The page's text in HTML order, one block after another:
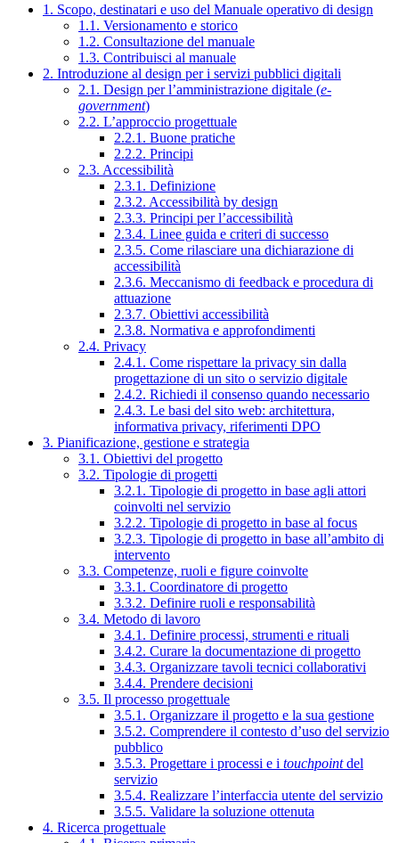
1. Scopo, destinatari e uso del Manuale operativo di design
1.1. Versionamento e storico
1.2. Consultazione del manuale
1.3. Contribuisci al manuale
2. Introduzione al design per i servizi pubblici digitali
2.1. Design per l’amministrazione digitale (e-
government)
2.2. L’approccio progettuale
2.2.1. Buone pratiche
2.2.2. Principi
2.3. Accessibilità
2.3.1. Definizione
2.3.2. Accessibilità by design
2.3.3. Principi per l’accessibilità
2.3.4. Linee guida e criteri di successo
2.3.5. Come rilasciare una dichiarazione di
accessibilità
2.3.6. Meccanismo di feedback e procedura di
attuazione
2.3.7. Obiettivi accessibilità
2.3.8. Normativa e approfondimenti
2.4. Privacy
2.4.1. Come rispettare la privacy sin dalla
progettazione di un sito o servizio digitale
2.4.2. Richiedi il consenso quando necessario
2.4.3. Le basi del sito web: architettura,
informativa privacy, riferimenti DPO
3. Pianificazione, gestione e strategia
3.1. Obiettivi del progetto
3.2. Tipologie di progetti
3.2.1. Tipologie di progetto in base agli attori
coinvolti nel servizio
3.2.2. Tipologie di progetto in base al focus
3.2.3. Tipologie di progetto in base all’ambito di
intervento
3.3. Competenze, ruoli e figure coinvolte
3.3.1. Coordinatore di progetto
3.3.2. Definire ruoli e responsabilità
3.4. Metodo di lavoro
3.4.1. Definire processi, strumenti e rituali
3.4.2. Curare la documentazione di progetto
3.4.3. Organizzare tavoli tecnici collaborativi
3.4.4. Prendere decisioni
3.5. Il processo progettuale
3.5.1. Organizzare il progetto e la sua gestione
3.5.2. Comprendere il contesto d’uso del servizio
pubblico
3.5.3. Progettare i processi e i touchpointdel
servizio
3.5.4. Realizzare l’interfaccia utente del servizio
3.5.5. Validare la soluzione ottenuta
4. Ricerca progettuale